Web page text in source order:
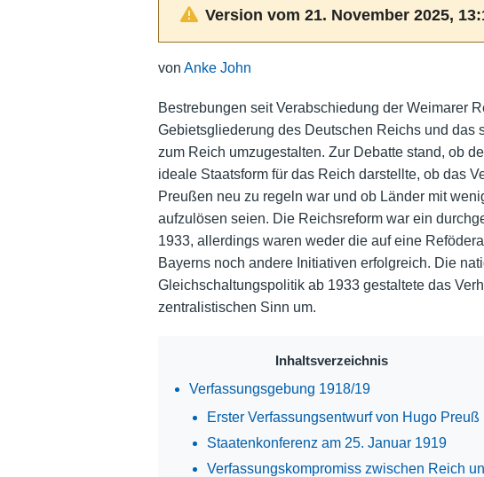
Version vom 21. November 2025,
von Anke John
Bestrebungen seit Verabschiedung der Weimarer
Gebietsgliederung des Deutschen Reichs und das
zum Reich umzugestalten. Zur Debatte stand, ob
ideale Staatsform für das Reich darstellte, ob das
Preußen neu zu regeln war und ob Länder mit
aufzulösen seien. Die Reichsreform war ein
1933, allerdings waren weder die auf eine
Bayerns noch andere Initiativen erfolgreich. Die
Gleichschaltungspolitik ab 1933 gestaltete das
zentralistischen Sinn um.
Inhaltsverzeichnis
Verfassungsgebung 1918/19
Erster Verfassungsentwurf von Hugo Preuß
Staatenkonferenz am 25. Januar 1919
Verfassungskompromiss zwischen Reich